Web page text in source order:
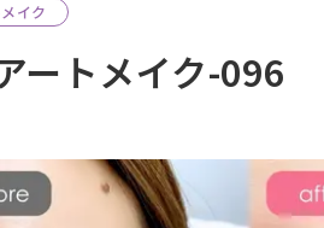
イク
ートメイク-096